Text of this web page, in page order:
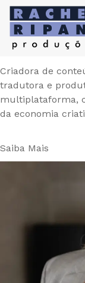
Olá, eu
Rachel
Criadora de
tradutora e
multiplataforma,
da economia
Saiba Mais